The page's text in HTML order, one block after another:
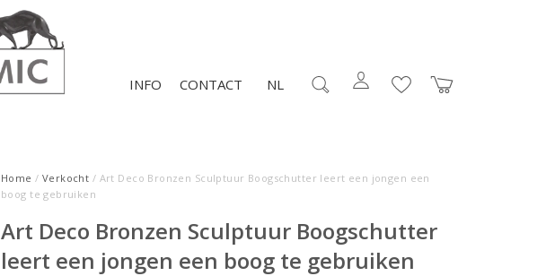
CONTACT
INFO NL
Home / Verkocht / Art Deco Bronzen Sculptuur Boogschutter leert een jongen een
boog te gebruiken
Art Deco Bronzen Sculptuur Boogschutter
leert een jongen een boog te gebruiken